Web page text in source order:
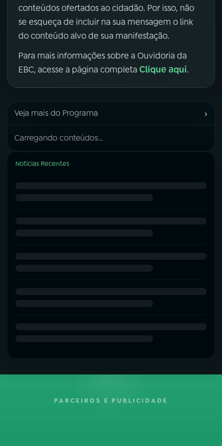
conteúdos ofertados ao cidadão. Por isso, não
se esqueça de incluir na sua mensagem o link
do conteúdo alvo de sua manifestação.
Para mais informações sobre a Ouvidoria da
EBC, acesse a página completa Clique aqui.
Veja mais do Programa ›
Carregando conteúdos...
Notícias Recentes
PARCEIROS E PUBLICIDADE